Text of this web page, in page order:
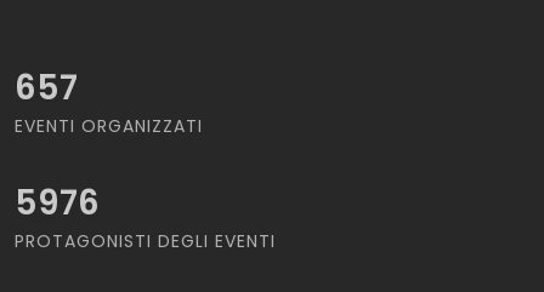
657
EVENTI ORGANIZZATI
5976
PROTAGONISTI DEGLI EVENTI